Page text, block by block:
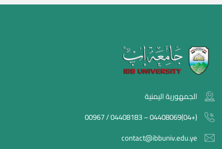
الجمهورية اليمنية
(+04)04408069 – 04408183 / 00967
contact@ibbuniv.edu.ye